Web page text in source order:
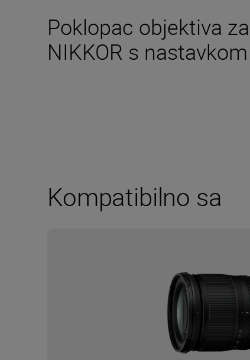
Poklopac objektiva
NIKKOR s
Kompatibilno sa